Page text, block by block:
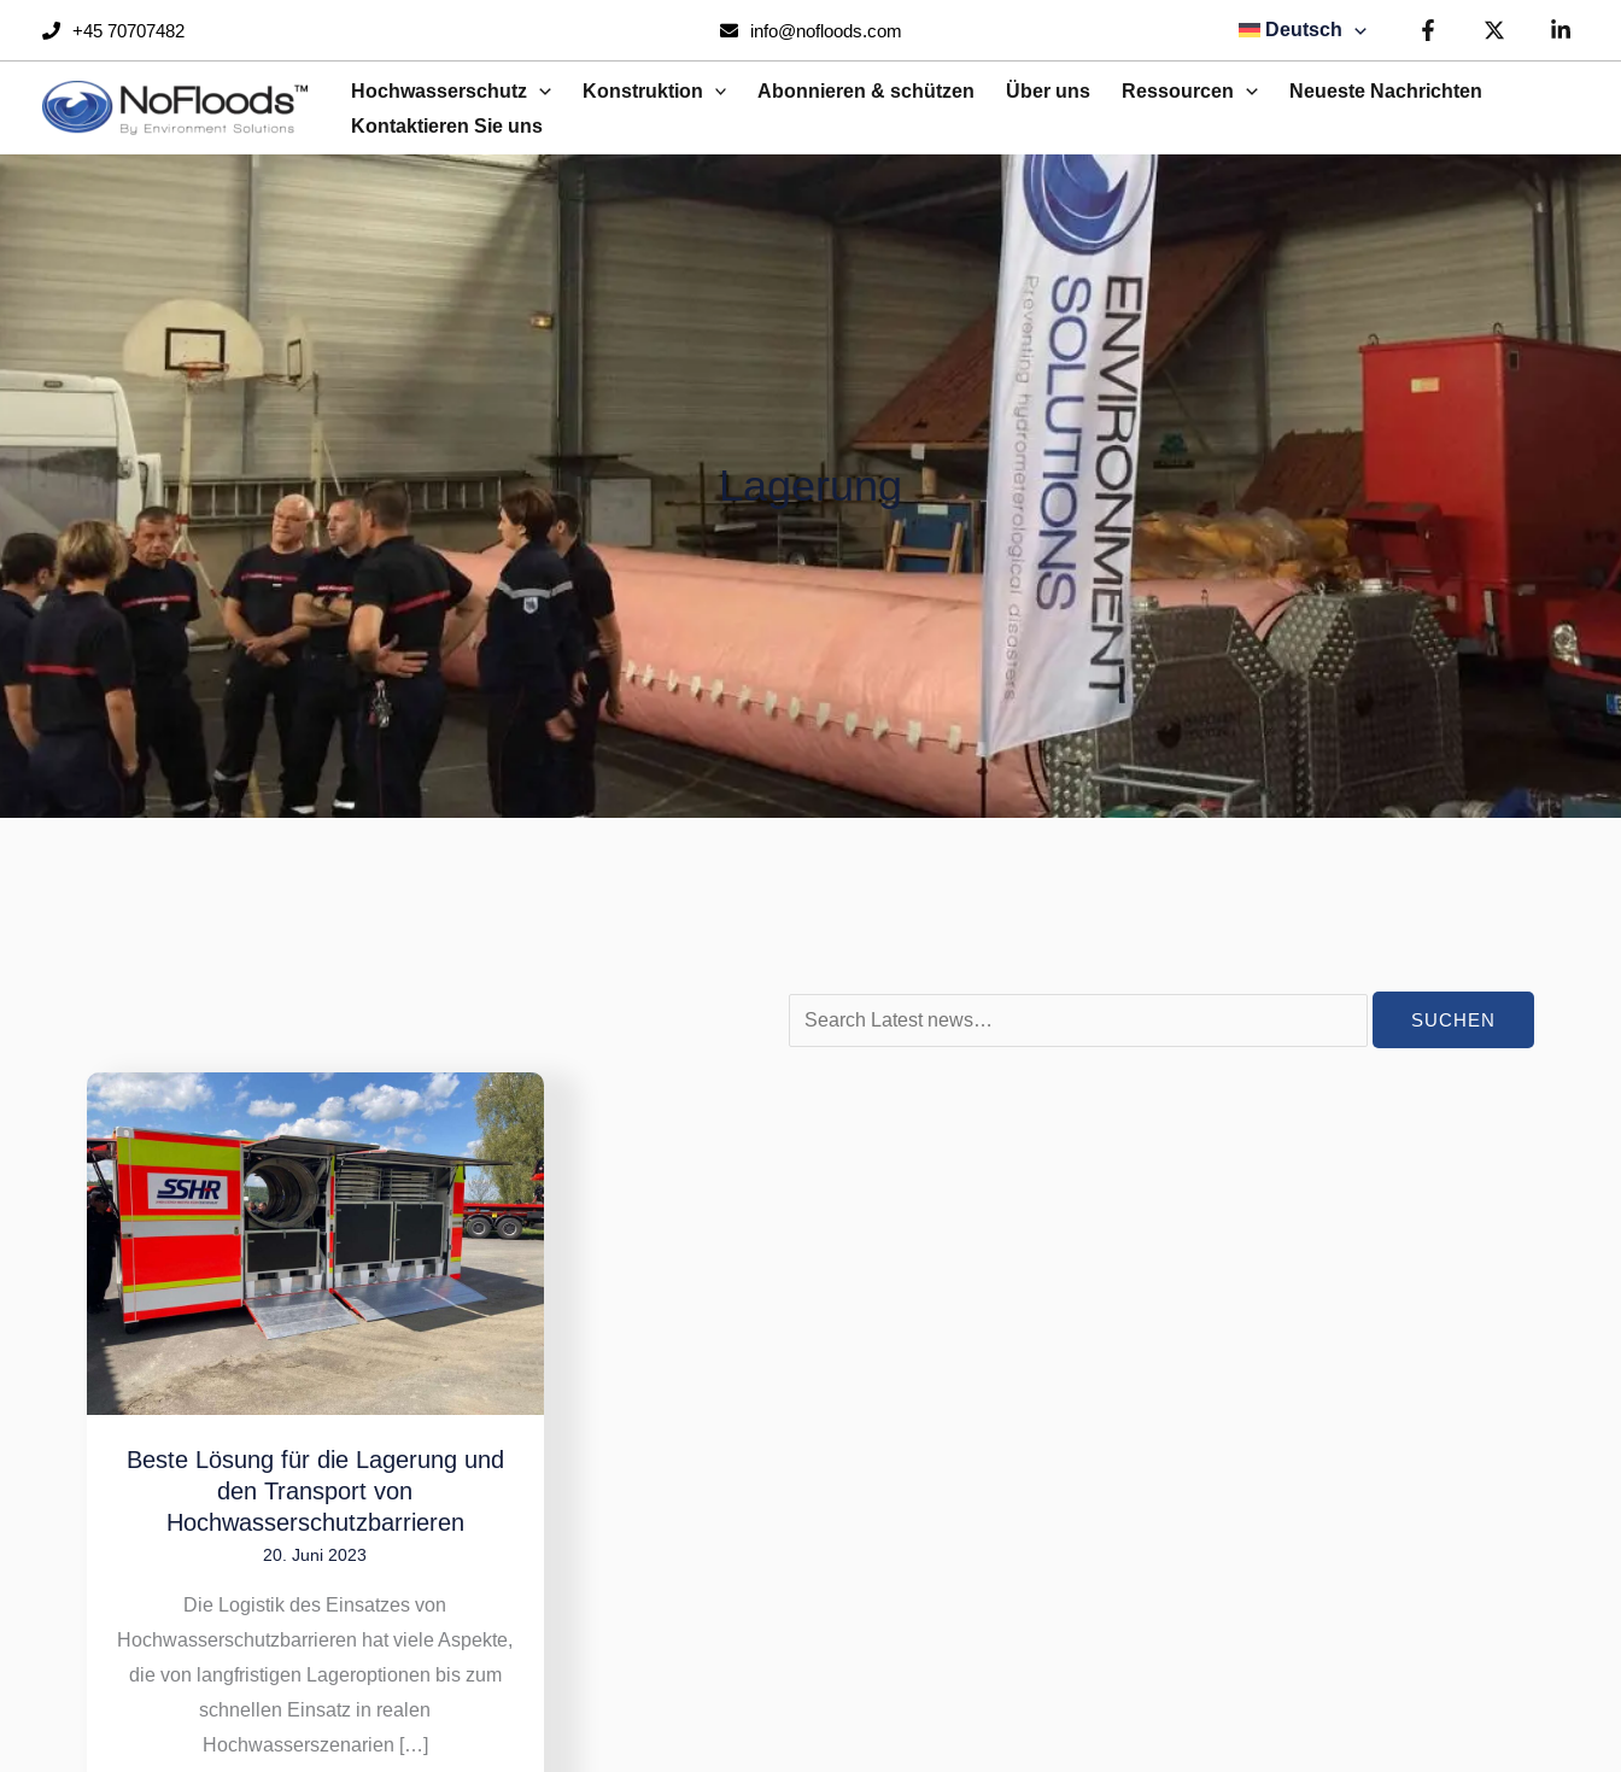
springen
+45 70707482 info@nofloods.com Deutsch
Hochwasserschutz Konstruktion Abonnieren & schützen Über uns Ressourcen
Neueste Nachrichten
Kontaktieren Sie uns
Lagerung
Beste Lösung für die Lagerung und
den Transport von
Hochwasserschutzbarrieren
20. Juni 2023
Die Logistik des Einsatzes von
Hochwasserschutzbarrieren hat viele Aspekte,
die von langfristigen Lageroptionen bis zum
schnellen Einsatz in realen
Hochwasserszenarien […]
Lösung
für
die
Lagerung
den
Transport
von
Hochwasserschutzbarrieren